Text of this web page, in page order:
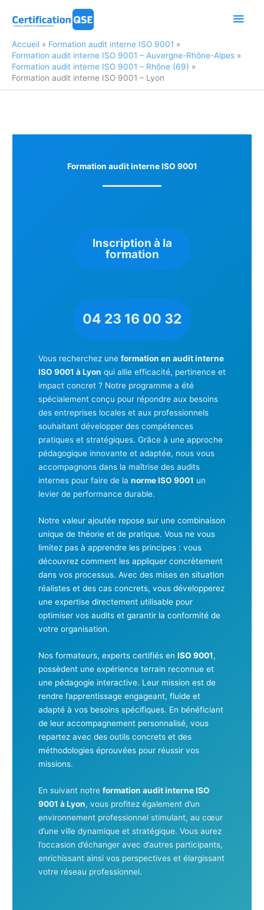
Accueil
Formation audit interne ISO 9001
Formation audit interne ISO 9001 – Auvergne-Rhône-Alpes
Formation audit interne ISO 9001 – Rhône (69)
Formation audit interne ISO 9001 – Lyon
Formation audit interne ISO 9001
Inscription à la
formation
04 23 16 00 32
Vous recherchez une formation en audit interne
ISO 9001 à Lyon qui allie efficacité, pertinence et
impact concret ? Notre programme a été
spécialement conçu pour répondre aux besoins
des entreprises locales et aux professionnels
souhaitant développer des compétences
pratiques et stratégiques. Grâce à une approche
pédagogique innovante et adaptée, nous vous
accompagnons dans la maîtrise des audits
internes pour faire de la norme ISO 9001 un
levier de performance durable.
Notre valeur ajoutée repose sur une combinaison
unique de théorie et de pratique. Vous ne vous
limitez pas à apprendre les principes : vous
découvrez comment les appliquer concrètement
dans vos processus. Avec des mises en situation
réalistes et des cas concrets, vous développerez
une expertise directement utilisable pour
optimiser vos audits et garantir la conformité de
votre organisation.
Nos formateurs, experts certifiés en ISO 9001,
possèdent une expérience terrain reconnue et
une pédagogie interactive. Leur mission est de
rendre l’apprentissage engageant, fluide et
adapté à vos besoins spécifiques. En bénéficiant
de leur accompagnement personnalisé, vous
repartez avec des outils concrets et des
méthodologies éprouvées pour réussir vos
missions.
En suivant notre formation audit interne ISO
9001 à Lyon, vous profitez également d’un
environnement professionnel stimulant, au cœur
d’une ville dynamique et stratégique. Vous aurez
l’occasion d’échanger avec d’autres participants,
enrichissant ainsi vos perspectives et élargissant
votre réseau professionnel.